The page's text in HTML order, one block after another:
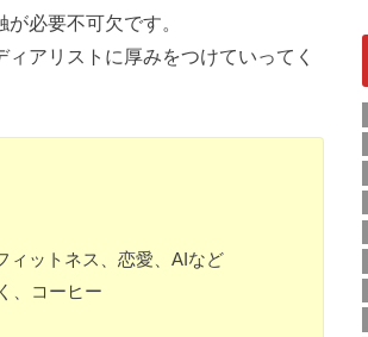
必要不可欠です。
アリストに厚みをつけていってく
ィットネス、恋愛、AIなど
、コーヒー